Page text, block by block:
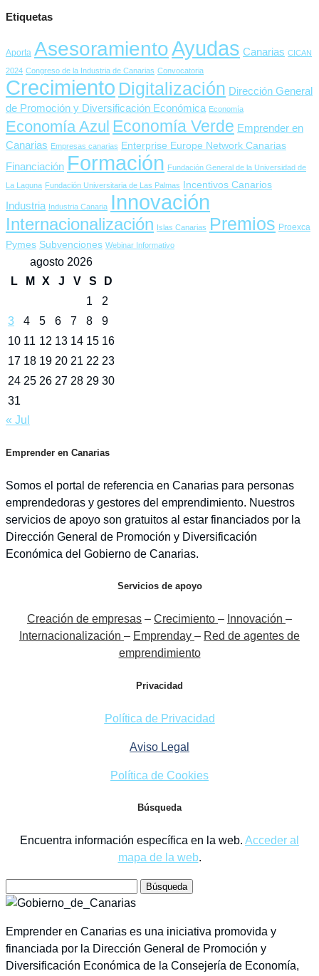
Etiquetas
Aporta AsesoramientoAyudas Canarias CICAN
2024 Congreso de la Industria de Canarias Convocatoria
Crecimiento Digitalización Dirección General
de Promoción y Diversificación Económica Economía
Economía Azul Economía Verde Emprender en
Canarias Empresas canarias Enterprise Europe Network Canarias
Financiación Formación Fundación General de la Universidad de
La Laguna Fundación Universitaria de Las Palmas Incentivos Canarios
Industria Industria Canaria Innovación
Internacionalización Islas Canarias Premios Proexca
Pymes Subvenciones Webinar Informativo
agosto 2026
L
M X J V S
D
1
2
3
4 5 6 7 8
9
10 11 12 13 14 15 16
17 18 19 20 21 22 23
24 25 26 27 28 29 30
31
« Jul
Emprender en Canarias
Somos el portal de referencia en Canarias para personas
emprendedoras y gestores del emprendimiento. Nuestros
servicios de apoyo son gratuitos al estar financiados por la
Dirección General de Promoción y Diversificación
Económica del Gobierno de Canarias.
Servicios de apoyo
Creación de empresas – Crecimiento – Innovación –
Internacionalización – Emprenday – Red de agentes de
emprendimiento
Privacidad
Política de Privacidad
Aviso Legal
Política de Cookies
Búsqueda
Encuentra información específica en la web. Acceder al
mapa de la web.
Emprender en Canarias es una iniciativa promovida y
financiada por la Dirección General de Promoción y
Diversificación Económica de la Consejería de Economía,